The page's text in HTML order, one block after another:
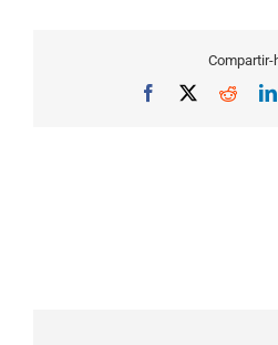
Compartir-
Facebook Reddit